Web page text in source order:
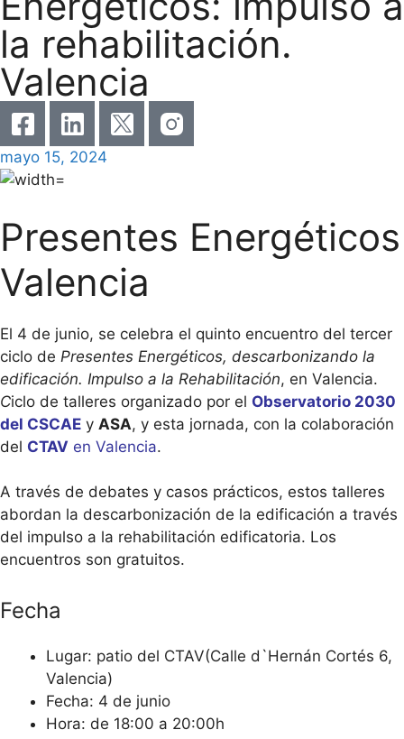
la rehabilitación.
Valencia
mayo 15, 2024
Presentes Energéticos
Valencia
El 4 de junio, se celebra el quinto encuentro del tercer
ciclo de Presentes Energéticos, descarbonizando la
edificación. Impulso a la Rehabilitación, en Valencia.
Ciclo de talleres organizado por el Observatorio 2030
del CSCAE y ASA, y esta jornada, con la colaboración
del CTAV en Valencia.
A través de debates y casos prácticos, estos talleres
abordan la descarbonización de la edificación a través
del impulso a la rehabilitación edificatoria. Los
encuentros son gratuitos.
Fecha
Lugar: patio del CTAV(Calle d`Hernán Cortés 6,
Valencia)
Fecha: 4 de junio
Hora: de 18:00 a 20:00h